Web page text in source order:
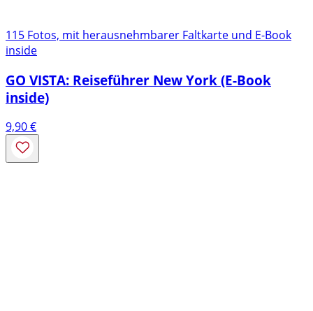
115 Fotos, mit herausnehmbarer Faltkarte und E-Book
inside
GO VISTA: Reiseführer New York (E-Book
inside)
9,90€